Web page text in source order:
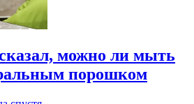
можно ли мыть
порошком